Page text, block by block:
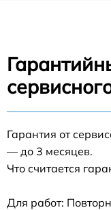
Гарантия от
— до 3 месяцев.
Что считается
Для работ: